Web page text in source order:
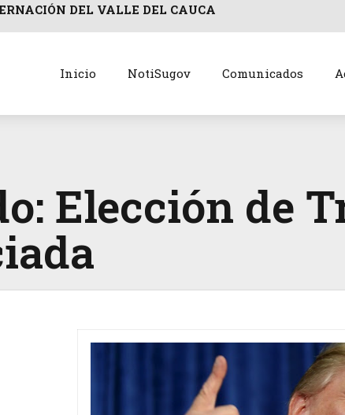
DEL VALLE DEL CAUCA
Inicio NotiSugov Comunicados
Elección de